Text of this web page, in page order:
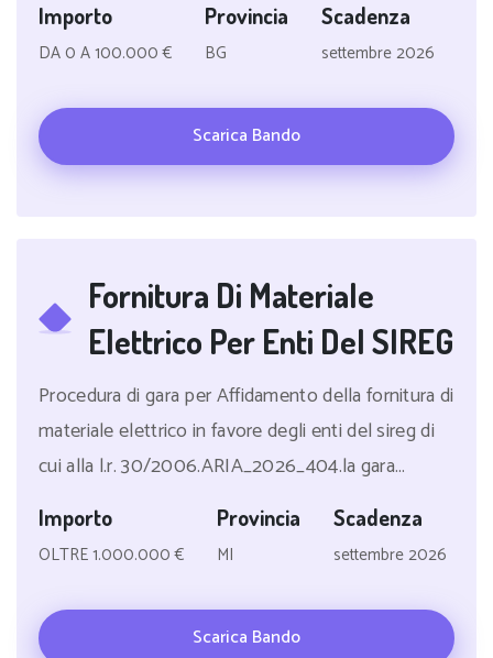
Importo
DA 0 A 100.000 €
Provincia
BG
Scadenza
settembre 2026
Scarica Bando
Fornitura Di Materiale
Elettrico Per Enti Del SIREG
Procedura di gara per Affidamento della fornitura di
materiale elettrico in favore degli enti del sireg di
cui alla l.r. 30/2006.ARIA_2026_404.la gara...
Importo
OLTRE 1.000.000 €
Provincia
MI
Scadenza
settembre 2026
Scarica Bando